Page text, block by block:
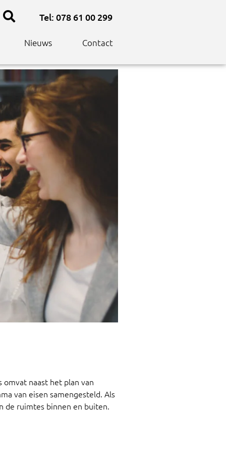
Tel: 078 61 00 299
Nieuws Contact
naast het plan van
van eisen samengesteld. Als
de ruimtes binnen en buiten.